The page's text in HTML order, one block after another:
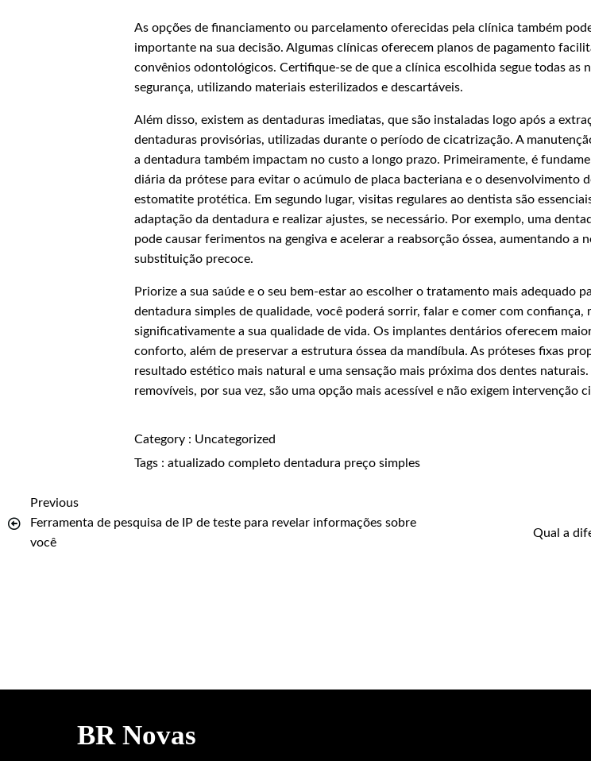
As opções de financiamento ou parcelamento oferecidas pela clínica também
importante na sua decisão. Algumas clínicas oferecem planos de pagamento
convênios odontológicos. Certifique-se de que a clínica escolhida segue todas as
segurança, utilizando materiais esterilizados e descartáveis.
Além disso, existem as dentaduras imediatas, que são instaladas logo após a
dentaduras provisórias, utilizadas durante o período de cicatrização. A
a dentadura também impactam no custo a longo prazo. Primeiramente, é
diária da prótese para evitar o acúmulo de placa bacteriana e o desenvolvimento
estomatite protética. Em segundo lugar, visitas regulares ao dentista são
adaptação da dentadura e realizar ajustes, se necessário. Por exemplo, uma
pode causar ferimentos na gengiva e acelerar a reabsorção óssea, aumentando a
substituição precoce.
Priorize a sua saúde e o seu bem-estar ao escolher o tratamento mais adequado
dentadura simples de qualidade, você poderá sorrir, falar e comer com confiança,
significativamente a sua qualidade de vida. Os implantes dentários oferecem
conforto, além de preservar a estrutura óssea da mandíbula. As próteses fixas
resultado estético mais natural e uma sensação mais próxima dos dentes
removíveis, por sua vez, são uma opção mais acessível e não exigem intervenção
Category : Uncategorized
Tags : atualizadocompletodentadura preçosimples
Previous
Ferramenta de pesquisa de IP de teste para revelar informações sobre
você
Qual a
BR Novas